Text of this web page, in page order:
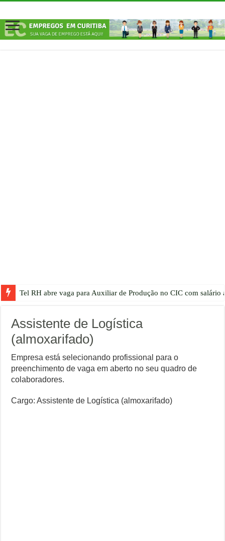
Tel RH abre vaga para Auxiliar de Produção no CIC com salário
Assistente de Logística
(almoxarifado)
Empresa está selecionando profissional para o
preenchimento de vaga em aberto no seu quadro de
colaboradores.
Cargo: Assistente de Logística (almoxarifado)